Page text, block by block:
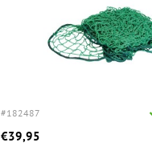
#182487
€39,95